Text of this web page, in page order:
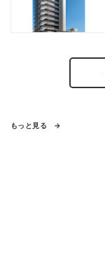
もっと見る